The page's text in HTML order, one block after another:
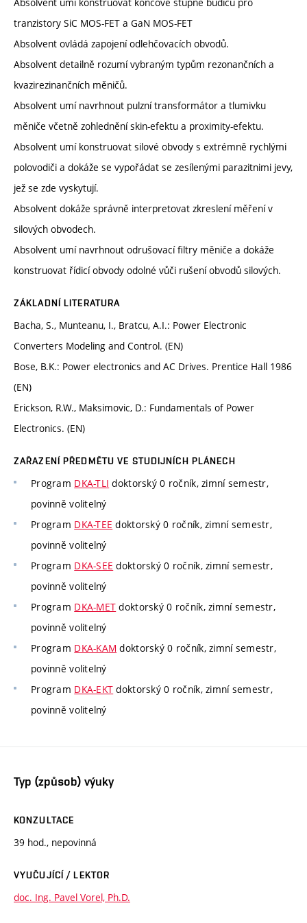
tranzistory SiC MOS-FET a GaN MOS-FET
Absolvent ovládá zapojení odlehčovacích obvodů.
Absolvent detailně rozumí vybraným typům rezonančních a
kvazirezinančních měničů.
Absolvent umí navrhnout pulzní transformátor a tlumivku
měniče včetně zohlednění skin-efektu a proximity-efektu.
Absolvent umí konstruovat silové obvody s extrémně rychlými
polovodiči a dokáže se vypořádat se zesílenými parazitnimi jevy,
jež se zde vyskytují.
Absolvent dokáže správně interpretovat zkreslení měření v
silových obvodech.
Absolvent umí navrhnout odrušovací filtry měniče a dokáže
konstruovat řídicí obvody odolné vůči rušení obvodů silových.
ZÁKLADNÍ LITERATURA
Bacha, S., Munteanu, I., Bratcu, A.I.: Power Electronic
Converters Modeling and Control. (EN)
Bose, B.K.: Power electronics and AC Drives. Prentice Hall 1986
(EN)
Erickson, R.W., Maksimovic, D.: Fundamentals of Power
Electronics. (EN)
ZAŘAZENÍ PŘEDMĚTU VE STUDIJNÍCH PLÁNECH
Program DKA-TLI doktorský 0 ročník, zimní semestr,
povinně volitelný
Program DKA-TEE doktorský 0 ročník, zimní semestr,
povinně volitelný
Program DKA-SEE doktorský 0 ročník, zimní semestr,
povinně volitelný
Program DKA-MET doktorský 0 ročník, zimní semestr,
povinně volitelný
Program DKA-KAM doktorský 0 ročník, zimní semestr,
povinně volitelný
Program DKA-EKT doktorský 0 ročník, zimní semestr,
povinně volitelný
Typ (způsob) výuky
KONZULTACE
39 hod., nepovinná
VYUČUJÍCÍ / LEKTOR
doc. Ing. Pavel Vorel, Ph.D.